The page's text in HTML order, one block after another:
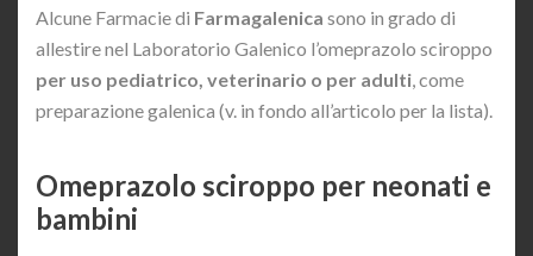
Alcune Farmacie di Farmagalenica sono in grado di
allestire nel Laboratorio Galenico l’omeprazolo sciroppo
per uso pediatrico, veterinario o per adulti , come
preparazione galenica (v. in fondo all’articolo per la lista).
Omeprazolo sciroppo per neonati e
bambini